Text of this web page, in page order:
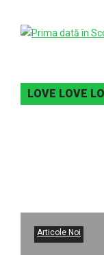
LOVE LOVE
Articole Noi